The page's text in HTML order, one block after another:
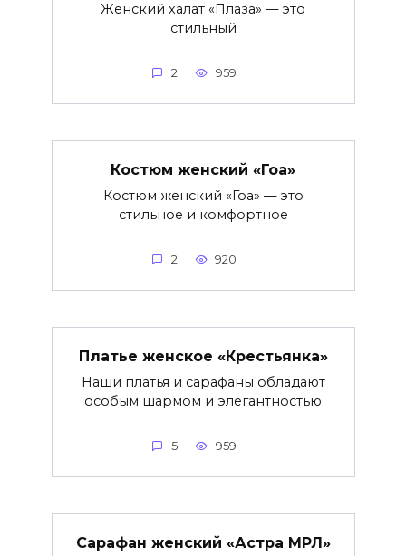
Женский халат «Плаза» — это
стильный
2 959
Костюм женский «Гоа»
Костюм женский «Гоа» — это
стильное и комфортное
2 920
Платье женское «Крестьянка»
Наши платья и сарафаны обладают
особым шармом и элегантностью
5 959
Сарафан женский «Астра МРЛ»